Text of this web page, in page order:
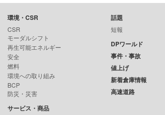
環境・CSR
CSR
モーダルシフト
再生可能エネルギー
安全
燃料
環境への取り組み
BCP
防災・災害
サービス・商品
話題
短報
DPワールド
事件・事故
値上げ
新着倉庫情報
高速道路